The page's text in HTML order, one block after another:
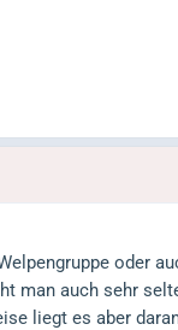
oder
man auch sehr
liegt es aber